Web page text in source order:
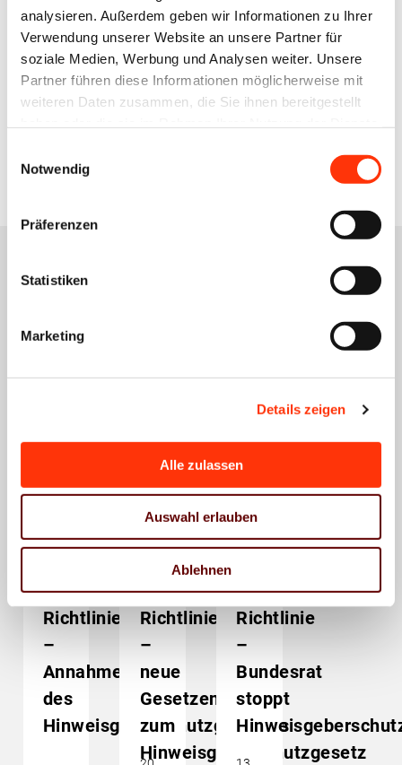
analysieren. Außerdem geben wir Informationen zu Ihrer
Verwendung unserer Website an unsere Partner für
soziale Medien, Werbung und Analysen weiter. Unsere
Partner führen diese Informationen möglicherweise mit
weiteren Daten zusammen, die Sie ihnen bereitgestellt
Notwendig
Präferenzen
Statistiken
Marketing
Details zeigen
Alle zulassen
Auswahl erlauben
Ablehnen
kirsten@vdm-mitteldeutschland.de
0341 86859 27
0172 5286307
interessieren
Sozialpolitik
der
Whistleblowing-
Richtlinie
–
Annahme
des
Hinweisgeberschutzgesetzes
Hinweisgeberschutz
Sozialpolitik
Umsetzung
der
Whistleblowing-
Richtlinie
–
neue
Gesetzentwürfe
zum
Hinweisgeberschutzgesetz
Hinweisgeberschutz
Sozialpolitik
Umsetzung
der
Whistleblowing-
Richtlinie
–
Bundesrat
stoppt